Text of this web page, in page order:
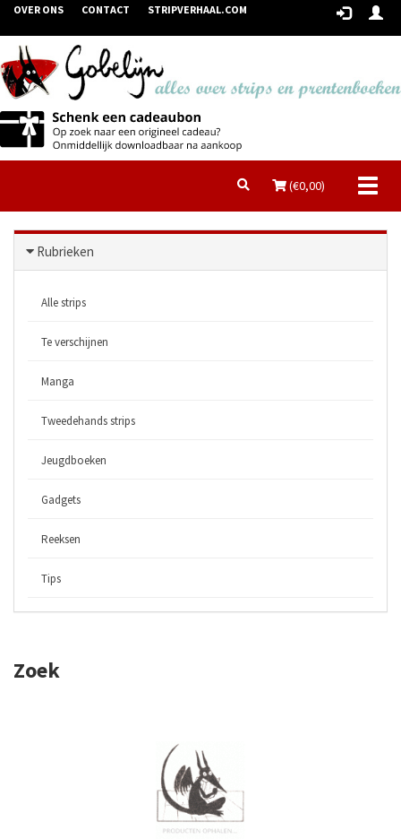
OVER ONS CONTACT STRIPVERHAAL.COM
(€0,00)
Rubrieken
Alle strips
Te verschijnen
Manga
Tweedehands strips
Jeugdboeken
Gadgets
Reeksen
Tips
Zoek